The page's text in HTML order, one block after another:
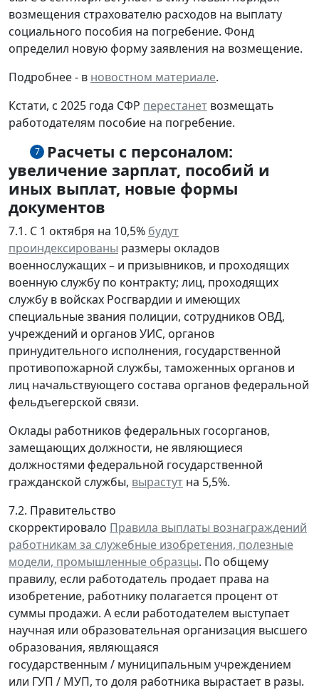
возмещения страхователю расходов на выплату
социального пособия на погребение. Фонд
определил новую форму заявления на возмещение.
Подробнее - в новостном материале.
Кстати, с 2025 года СФР перестанет возмещать
работодателям пособие на погребение.
7
Расчеты с персоналом:
увеличение зарплат, пособий и
иных выплат, новые формы
документов
7.1. С 1 октября на 10,5% будут
проиндексированы размеры окладов
военнослужащих – и призывников, и проходящих
военную службу по контракту; лиц, проходящих
службу в войсках Росгвардии и имеющих
специальные звания полиции, сотрудников ОВД,
учреждений и органов УИС, органов
принудительного исполнения, государственной
противопожарной службы, таможенных органов и
лиц начальствующего состава органов федеральной
фельдъегерской связи.
Оклады работников федеральных госорганов,
замещающих должности, не являющиеся
должностями федеральной государственной
гражданской службы, вырастут на 5,5%.
7.2. Правительство
скорректировало Правила выплаты вознаграждений
работникам за служебные изобретения, полезные
модели, промышленные образцы. По общему
правилу, если работодатель продает права на
изобретение, работнику полагается процент от
суммы продажи. А если работодателем выступает
научная или образовательная организация высшего
образования, являющаяся
государственным / муниципальным учреждением
или ГУП / МУП, то доля работника вырастает в разы.